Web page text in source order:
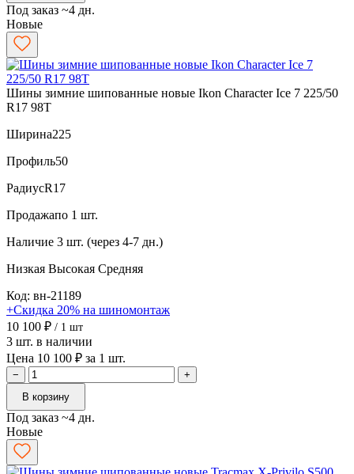
Под заказ ~4 дн.
Новые
Шины зимние шипованные новые Ikon Character Ice 7 225/50
R17 98T
Ширина225
Профиль50
РадиусR17
Продажапо 1 шт.
Наличие 3 шт. (через 4-7 дн.)
Низкая Высокая Средняя
Код: вн-21189
+Скидка 20% на шиномонтаж
10 100 ₽ / 1 шт
3 шт. в наличии
Цена 10 100 ₽ за 1 шт.
−
+
В корзину
Под заказ ~4 дн.
Новые